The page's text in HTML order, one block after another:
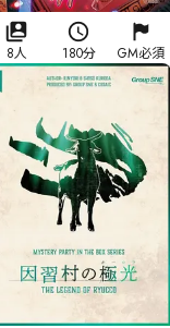
8人 180分 GM必須